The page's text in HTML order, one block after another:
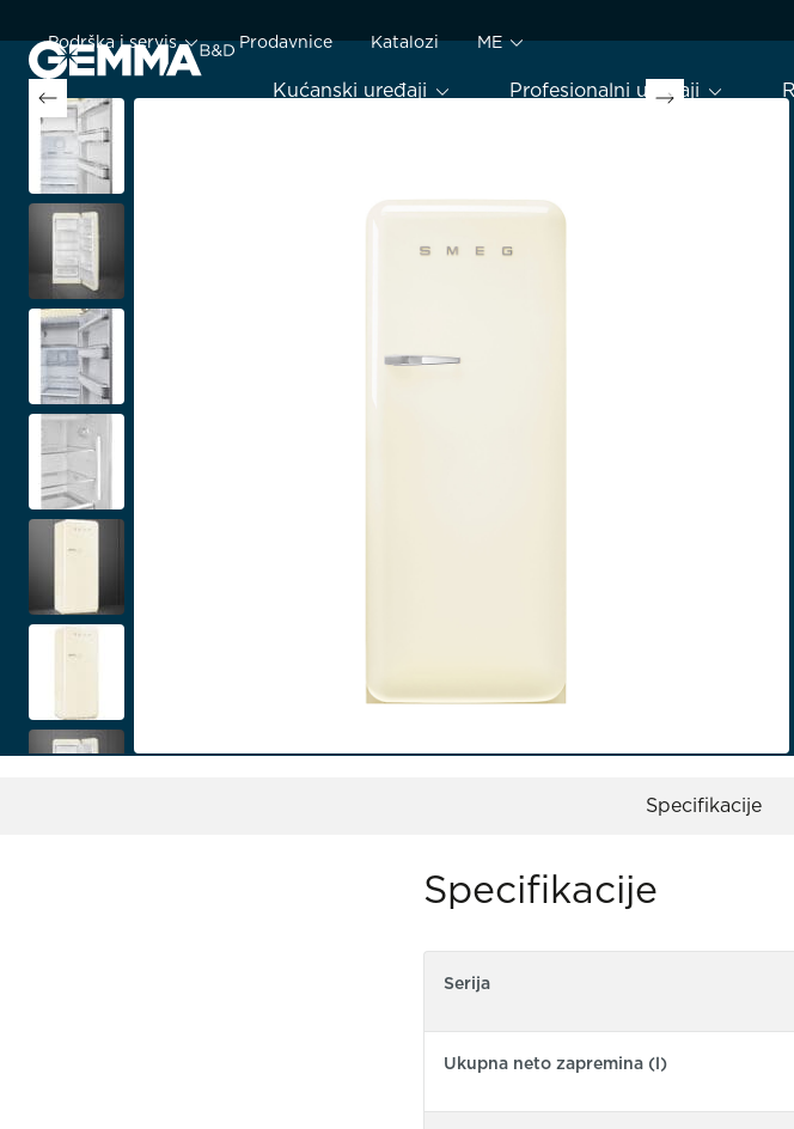
Kućanski uređaji Profesionalni uređaji
Podrška i servis Prodavnice Katalozi ME
Specifikacije
Specifikacije
Serija
Ukupna neto zapremina (l)